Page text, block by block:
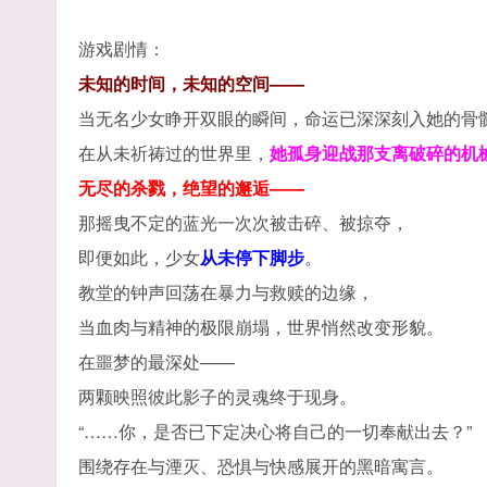
游戏剧情：
未知的时间，未知的空间——
当无名少女睁开双眼的瞬间，命运已深深刻入她的骨
在从未祈祷过的世界里， 她孤身迎战那支离破碎的机
无尽的杀戮，绝望的邂逅——
那摇曳不定的蓝光一次次被击碎、被掠夺，
即便如此，少女从未停下脚步。
教堂的钟声回荡在暴力与救赎的边缘，
当血肉与精神的极限崩塌，世界悄然改变形貌。
在噩梦的最深处——
两颗映照彼此影子的灵魂终于现身。
“……你，是否已下定决心将自己的一切奉献出去？”
围绕存在与湮灭、恐惧与快感展开的黑暗寓言。